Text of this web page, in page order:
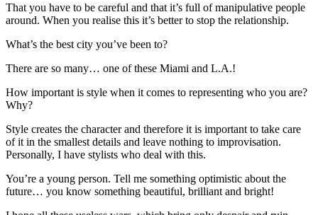
That you have to be careful and that it’s full of manipulative people
around. When you realise this it’s better to stop the relationship.
What’s the best city you’ve been to?
There are so many… one of these Miami and L.A.!
How important is style when it comes to representing who you are?
Why?
Style creates the character and therefore it is important to take care
of it in the smallest details and leave nothing to improvisation.
Personally, I have stylists who deal with this.
You’re a young person. Tell me something optimistic about the
future… you know something beautiful, brilliant and bright!